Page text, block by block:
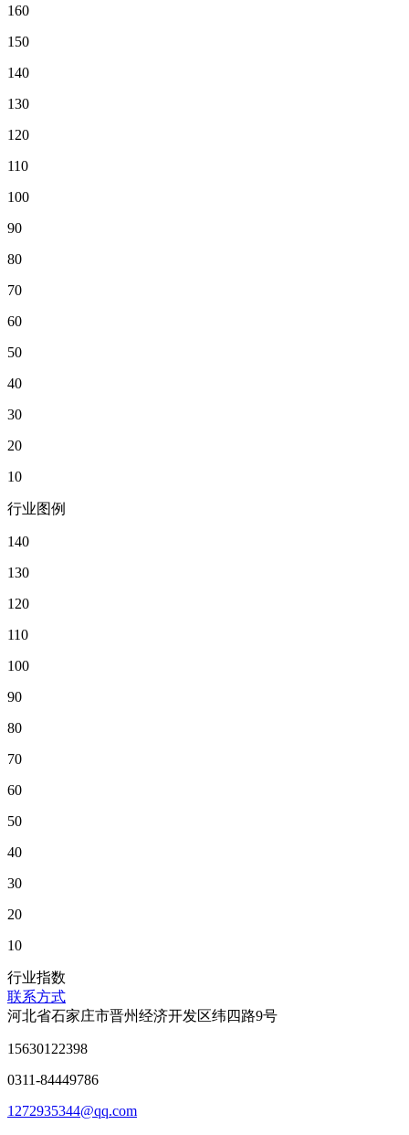
160
150
140
130
120
110
100
90
80
70
60
50
40
30
20
10
行业图例
140
130
120
110
100
90
80
70
60
50
40
30
20
10
行业指数
联系方式
河北省石家庄市晋州经济开发区纬四路9号
15630122398
0311-84449786
1272935344@qq.com